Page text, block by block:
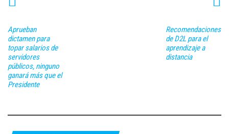
Aprueban
dictamen para
topar salarios de
servidores
públicos, ninguno
ganará más que el
Presidente
Recomendaciones
de D2L para el
aprendizaje a
distancia